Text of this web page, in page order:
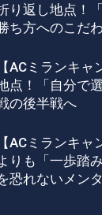
り返し地点！
ち方へのこだ
【ACミランキ
点！「自分で
の後半戦へ
【ACミランキャ
りも「一歩踏
恐れないメン